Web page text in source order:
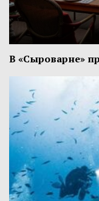
В «Сыроварне»